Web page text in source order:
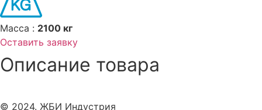
Масса : 2100 кг
Оставить заявку
Описание товара
© 2024. ЖБИ Индустрия